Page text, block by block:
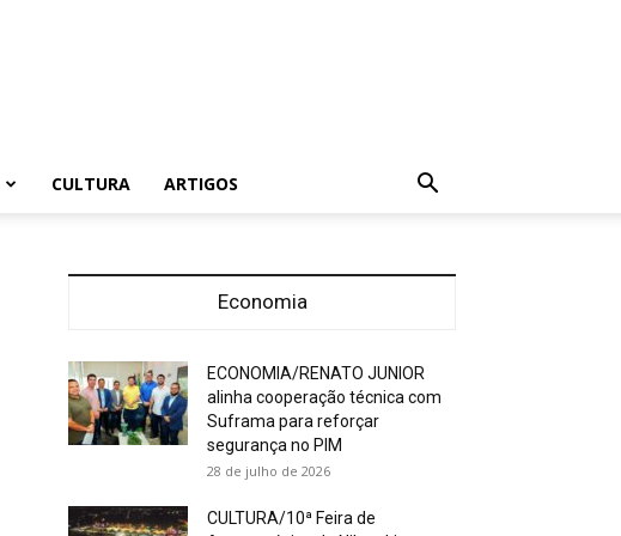
CULTURA ARTIGOS
Economia
ECONOMIA/RENATO JUNIOR
alinha cooperação técnica com
Suframa para reforçar
segurança no PIM
28 de julho de 2026
CULTURA/10ª Feira de